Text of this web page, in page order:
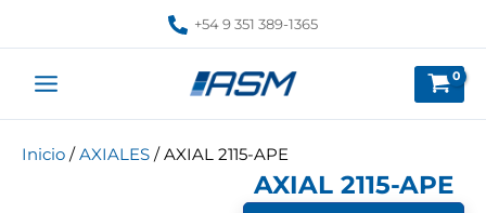
+54 9 351 389-1365
Inicio /AXIALES / AXIAL 2115-APE
AXIAL 2115-APE